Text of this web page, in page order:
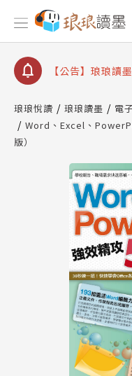
【公告】因
停部分閱讀服務
【公告】琅琅讀
【公告】琅琅讀
請圖文教學
【公告】琅琅書
查詢
停部分閱讀服務
琅琅悅讀 琅琅讀墨 電
Word、Excel、
版）